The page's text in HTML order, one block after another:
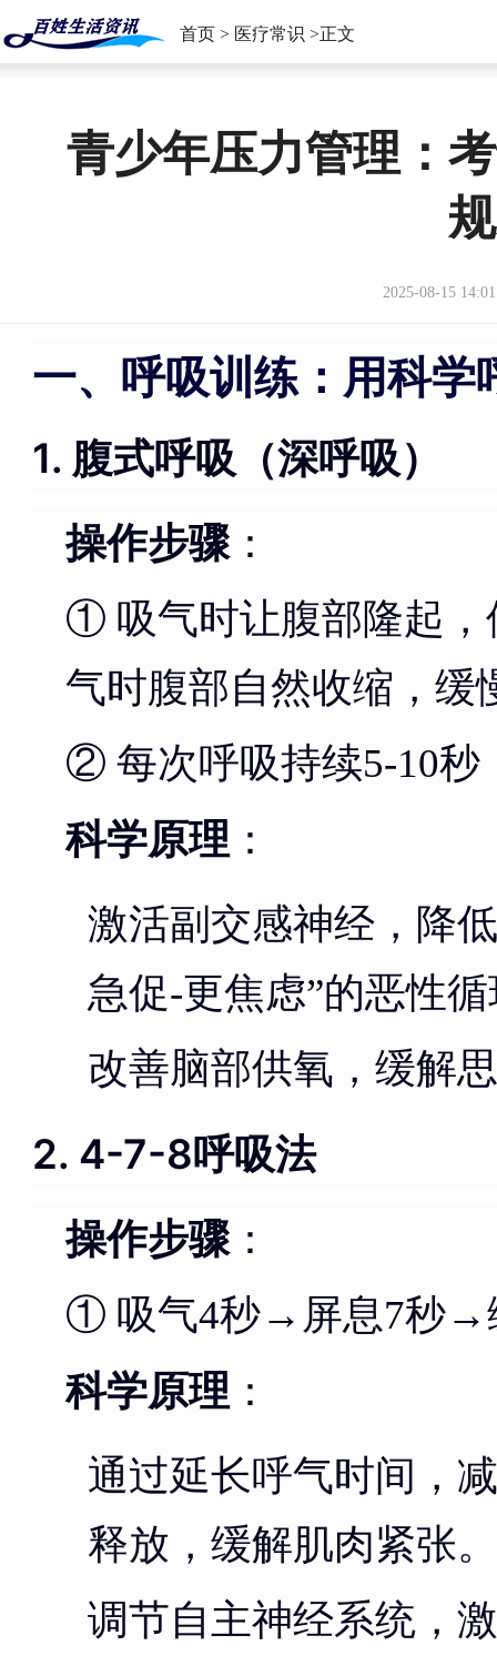
首页 > 医疗常识 >正文
青少年压力管理：
2025-08-15
一、呼吸训练：用科学
1. 腹式呼吸（深呼吸）
操作步骤 ：
① 吸气时让腹部隆起，
气时腹部自然收缩，缓
② 每次呼吸持续5-10秒
科学原理 ：
激活副交感神经，降
急促-更焦虑”的恶性
改善脑部供氧，缓解
2. 4-7-8呼吸法
操作步骤 ：
① 吸气4秒→屏息7秒→
科学原理 ：
通过延长呼气时间，
释放，缓解肌肉紧张
调节自主神经系统，